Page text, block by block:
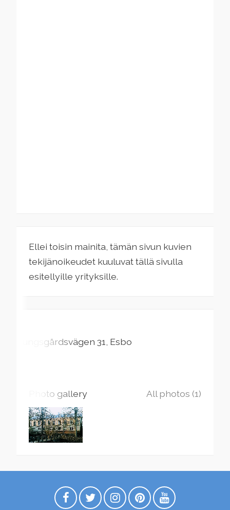
Ellei toisin mainita, tämän sivun kuvien
tekijänoikeudet kuuluvat tällä sivulla
esitellyille yrityksille.
Kungsgårdsvägen 31 Esbo
Photo gallery All photos (1)